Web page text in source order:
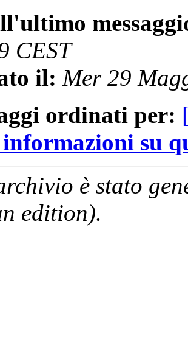
CEST
il: Mer 29
ordinati per:
su
è stato
edition).